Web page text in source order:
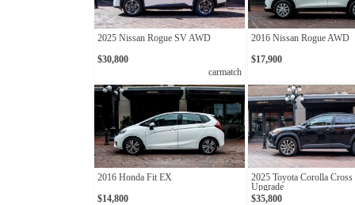
2025 Nissan Rogue SV AWD
$30,800
carmatch
2016 Nissan Rogue AWD
$17,900
2016 Honda Fit EX
$14,800
2025 Toyota Corolla Cross
Upgrade
$35,800